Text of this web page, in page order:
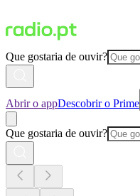
Que gostaria de ouvir?
Abrir o appDescobrir o Prime
Que gostaria de ouvir?